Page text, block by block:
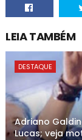
LEIA TAMBÉM
DESTAQUE
Adriano
Lucas; veja